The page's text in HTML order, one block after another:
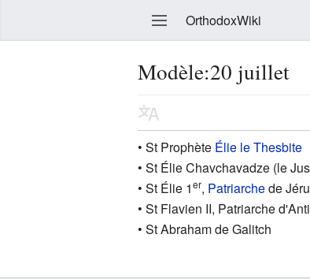
OrthodoxWiki
Modifier
Modèle:20 juillet
• St Prophète Élie le Thesbite
• St Élie Chavchavadze (le
• St Élie 1er, Patriarchede
• St Flavien II, Patriarche
• St Abraham de Galitch